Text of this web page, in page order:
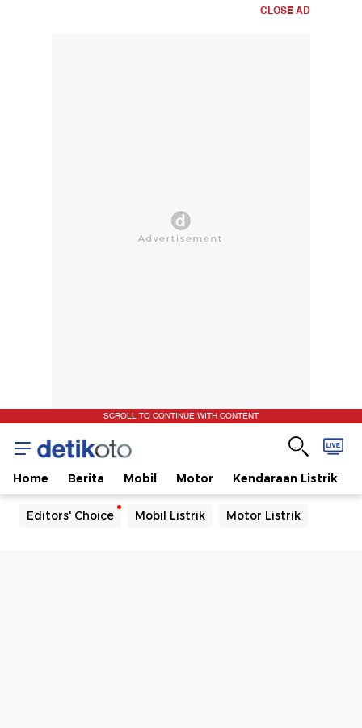
CLOSE AD
SCROLL TO CONTINUE WITH CONTENT
Home Berita Mobil Motor Kendaraan Listrik
Editors' Choice Mobil Listrik Motor Listrik